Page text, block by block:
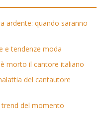
ardente: quando saranno
e tendenze moda
morto il cantore italiano
del cantautore
del momento